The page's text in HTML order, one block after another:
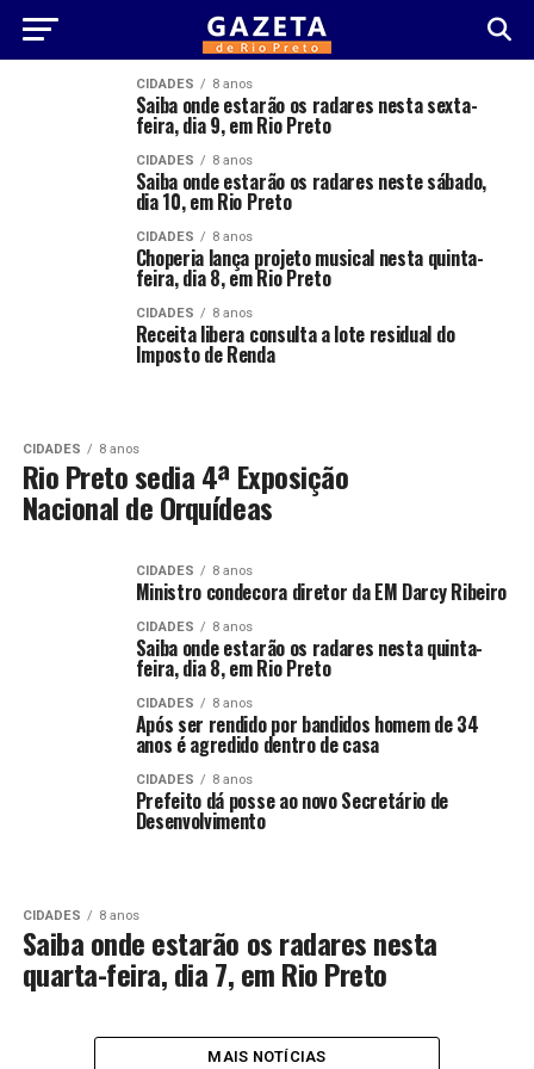
CIDADES 8 anos
Saiba onde estarão os radares nesta sexta-
feira, dia 9, em Rio Preto
CIDADES 8 anos
Saiba onde estarão os radares neste sábado,
dia 10, em Rio Preto
CIDADES 8 anos
Choperia lança projeto musical nesta quinta-
feira, dia 8, em Rio Preto
CIDADES 8 anos
Receita libera consulta a lote residual do
Imposto de Renda
CIDADES 8 anos
Rio Preto sedia 4ª Exposição
Nacional de Orquídeas
CIDADES 8 anos
Ministro condecora diretor da EM Darcy Ribeiro
CIDADES 8 anos
Saiba onde estarão os radares nesta quinta-
feira, dia 8, em Rio Preto
CIDADES 8 anos
Após ser rendido por bandidos homem de 34
anos é agredido dentro de casa
CIDADES 8 anos
Prefeito dá posse ao novo Secretário de
Desenvolvimento
CIDADES 8 anos
Saiba onde estarão os radares nesta
quarta-feira, dia 7, em Rio Preto
MAIS NOTÍCIAS